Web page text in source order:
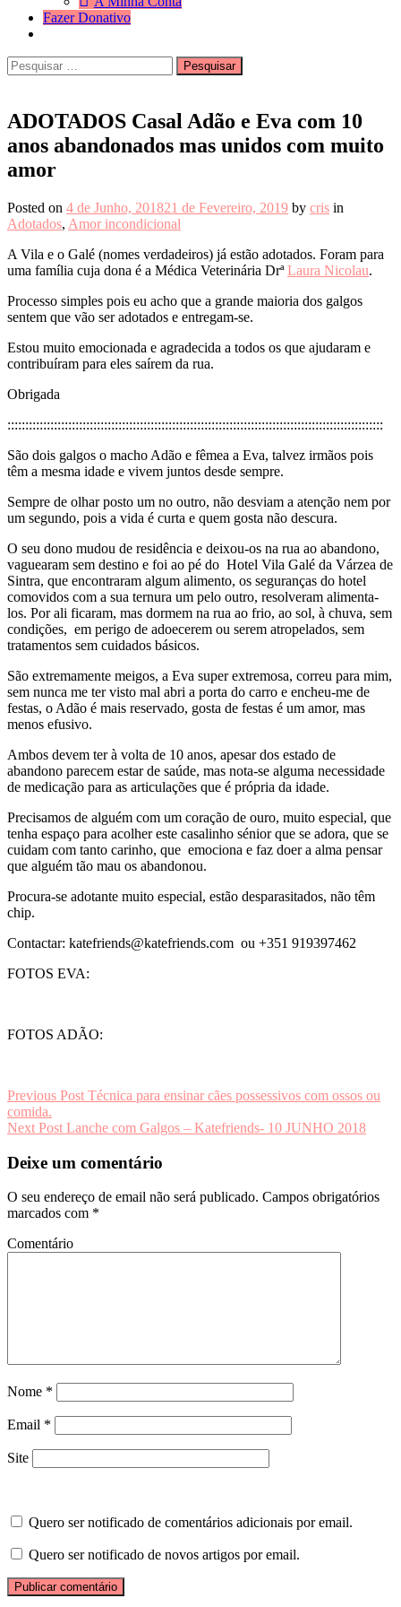
Fazer Donativo
Search
Pesquisar
por:
ADOTADOS Casal Adão e Eva com 10
anos abandonados mas unidos com muito
amor
Posted on 4 de Junho, 201821 de Fevereiro, 2019 by cris in
Adotados, Amor incondicional
A Vila e o Galé (nomes verdadeiros) já estão adotados. Foram para
uma família cuja dona é a Médica Veterinária DrªLaura Nicolau.
Processo simples pois eu acho que a grande maioria dos galgos
sentem que vão ser adotados e entregam-se.
Estou muito emocionada e agradecida a todos os que ajudaram e
contribuíram para eles saírem da rua.
Obrigada
:::::::::::::::::::::::::::::::::::::::::::::::::::::::::::::::::::::::::::::::::::::::::::::::::::::::::
São dois galgos o macho Adão e fêmea a Eva, talvez irmãos pois
têm a mesma idade e vivem juntos desde sempre.
Sempre de olhar posto um no outro, não desviam a atenção nem por
um segundo, pois a vida é curta e quem gosta não descura.
O seu dono mudou de residência e deixou-os na rua ao abandono,
vaguearam sem destino e foi ao pé do Hotel Vila Galé da Várzea de
Sintra, que encontraram algum alimento, os seguranças do hotel
comovidos com a sua ternura um pelo outro, resolveram alimenta-
los. Por ali ficaram, mas dormem na rua ao frio, ao sol, à chuva, sem
condições, em perigo de adoecerem ou serem atropelados, sem
tratamentos sem cuidados básicos.
São extremamente meigos, a Eva super extremosa, correu para mim,
sem nunca me ter visto mal abri a porta do carro e encheu-me de
festas, o Adão é mais reservado, gosta de festas é um amor, mas
menos efusivo.
Ambos devem ter à volta de 10 anos, apesar dos estado de
abandono parecem estar de saúde, mas nota-se alguma necessidade
de medicação para as articulações que é própria da idade.
Precisamos de alguém com um coração de ouro, muito especial, que
tenha espaço para acolher este casalinho sénior que se adora, que se
cuidam com tanto carinho, que emociona e faz doer a alma pensar
que alguém tão mau os abandonou.
Procura-se adotante muito especial, estão desparasitados, não têm
chip.
Contactar: katefriends@katefriends.com ou +351 919397462
FOTOS EVA:
FOTOS ADÃO:
Navegação
de
Previous Post Técnica para ensinar cães possessivos com ossos ou
comida.
Next Post Lanche com Galgos – Katefriends- 10 JUNHO 2018
Deixe um comentário
O seu endereço de email não será publicado. Campos obrigatórios
marcados com *
Comentário
Nome *
Email *
Site
Quero ser notificado de comentários adicionais por email.
Quero ser notificado de novos artigos por email.